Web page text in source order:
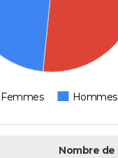
Femmes Hommes
Nombre de